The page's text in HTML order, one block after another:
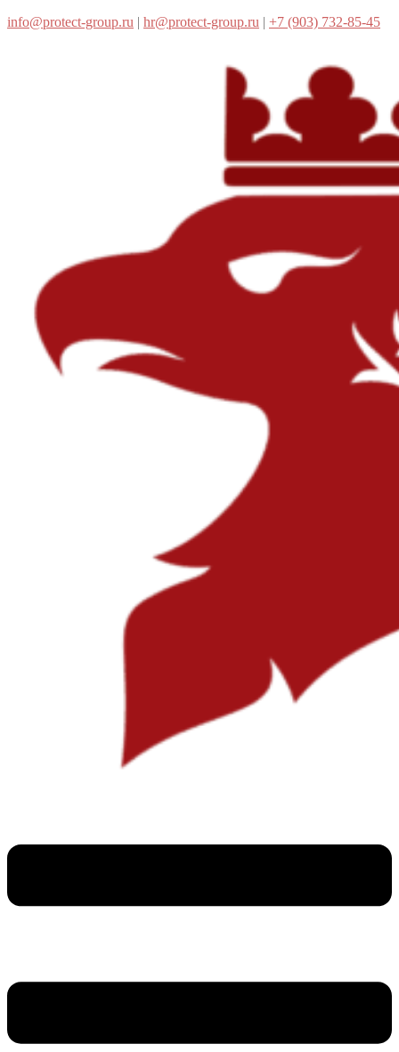
info@protect-group.ru | hr@protect-group.ru | +7 (903) 732-85-45